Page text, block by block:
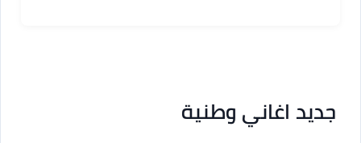
جديد اغاني وطنية